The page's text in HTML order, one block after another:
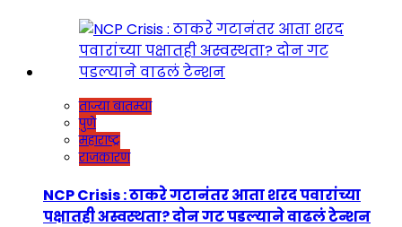
ताज्या बातम्या
पुणे
महाराष्ट्र
राजकारण
NCP Crisis : ठाकरे गटानंतर आता शरद पवारांच्या
पक्षातही अस्वस्थता? दोन गट पडल्याने वाढलं टेन्शन